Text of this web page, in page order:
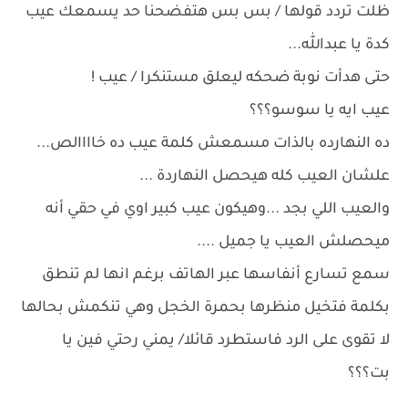
ظلت تردد قولها / بس بس هتفضحنا حد يسمعك عيب
كدة يا عبدالله...
حتى هدأت نوبة ضحكه ليعلق مستنكرا / عيب !
عيب ايه يا سوسو؟؟؟
ده النهارده بالذات مسمعش كلمة عيب ده خاااالص...
علشان العيب كله هيحصل النهاردة ...
والعيب اللي بجد ...وهيكون عيب كبير اوي في حقي أنه
ميحصلش العيب يا جميل ....
سمع تسارع أنفاسها عبر الهاتف برغم انها لم تنطق
بكلمة فتخيل منظرها بحمرة الخجل وهي تنكمش بحالها
لا تقوى على الرد فاستطرد قائلا/ يمني رحتي فين يا
بت؟؟؟